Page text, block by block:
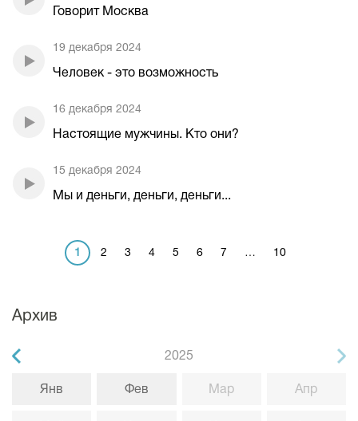
Говорит Москва
19 декабря 2024
Человек - это возможность
16 декабря 2024
Настоящие мужчины. Кто они?
15 декабря 2024
Мы и деньги, деньги, деньги...
1 2 3 4 5 6 7 … 10
Архив
2025
Янв Фев Мар Апр